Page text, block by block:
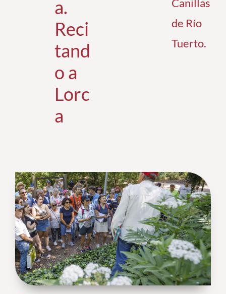
a.
Reci
tand
o a
Lorc
a
Canillas
de Río
Tuerto.